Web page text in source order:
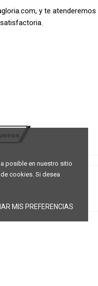
posible en nuestro sitio
cookies. Si desea
MIS PREFERENCIAS
, y te atenderemos